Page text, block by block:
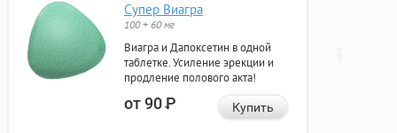
Супер Виагра
100 + 60 мг
Виагра и Дапоксетин в одной
таблетке. Усиление эрекции и
продление полового акта!
от 90Р Купить